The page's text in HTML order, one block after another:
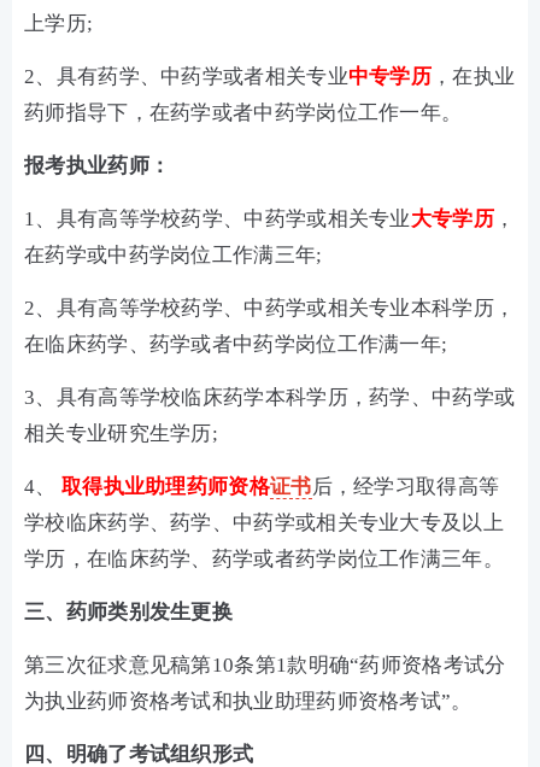
上学历;
2、具有药学、中药学或者相关专业中专学历 ，在执业
药师指导下，在药学或者中药学岗位工作一年。
报考执业药师：
1、具有高等学校药学、中药学或相关专业大专学历，
在药学或中药学岗位工作满三年;
2、具有高等学校药学、中药学或相关专业本科学历，
在临床药学、药学或者中药学岗位工作满一年;
3、具有高等学校临床药学本科学历，药学、中药学或
相关专业研究生学历;
4、 取得执业助理药师资格证书后，经学习取得高等
学校临床药学、药学、中药学或相关专业大专及以上
学历，在临床药学、药学或者药学岗位工作满三年。
三、药师类别发生更换
第三次征求意见稿第10条第1款明确“药师资格考试分
为执业药师资格考试和执业助理药师资格考试”。
四、明确了考试组织形式